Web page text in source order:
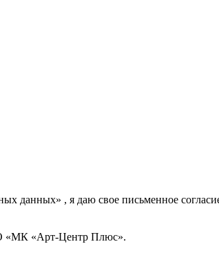
данных» , я даю свое письменное
«МК «Арт-Центр Плюс».